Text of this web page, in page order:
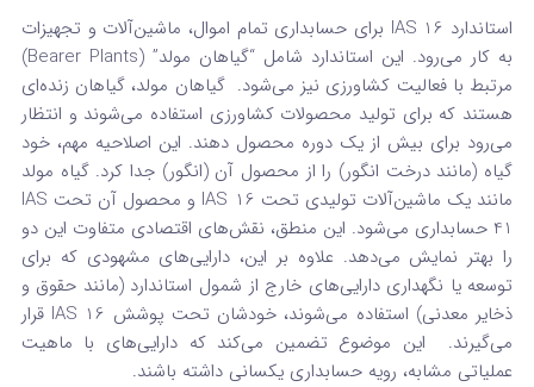
استاندارد IAS 16 برای حسابداری تمام اموال، ماشین‌آلات و تجهیزات
به کار می‌رود. این استاندارد شامل “گیاهان مولد” (Bearer Plants)
مرتبط با فعالیت کشاورزی نیز می‌شود. گیاهان مولد، گیاهان زنده‌ای
هستند که برای تولید محصولات کشاورزی استفاده می‌شوند و انتظار
می‌رود برای بیش از یک دوره محصول دهند. این اصلاحیه مهم، خود
گیاه (مانند درخت انگور) را از محصول آن (انگور) جدا کرد. گیاه مولد
مانند یک ماشین‌آلات تولیدی تحت IAS 16 و محصول آن تحت IAS
41 حسابداری می‌شود. این منطق، نقش‌های اقتصادی متفاوت این دو
را بهتر نمایش می‌دهد. علاوه بر این، دارایی‌های مشهودی که برای
توسعه یا نگهداری دارایی‌های خارج از شمول استاندارد (مانند حقوق و
ذخایر معدنی) استفاده می‌شوند، خودشان تحت پوشش IAS 16 قرار
می‌گیرند.
این موضوع تضمین می‌کند که دارایی‌های با ماهیت
عملیاتی مشابه، رویه حسابداری یکسانی داشته باشند.